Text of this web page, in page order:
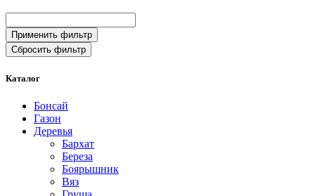
Применить фильтр
Сбросить фильтр
Каталог
Бонсай
Газон
Деревья
Бархат
Береза
Боярышник
Вяз